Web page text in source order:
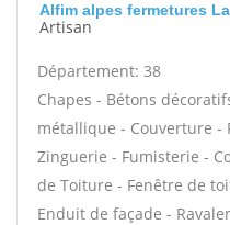
Alfim alpes fermetures
Artisan
Département: 38
Chapes - Bétons
métallique - Couverture -
Zinguerie - Fumisterie -
de Toiture - Fenêtre de
Enduit de façade -